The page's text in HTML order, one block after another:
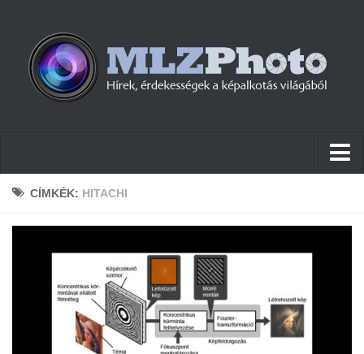
HírekCÍMKÉK: HITACHI